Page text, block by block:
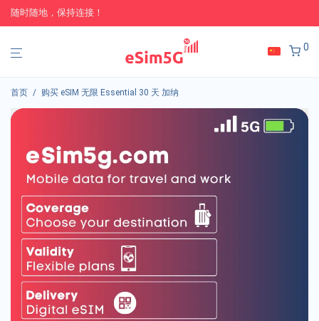
随时随地，保持连接！
0
首页 / 购买 eSIM 无限 Essential 30 天 加纳